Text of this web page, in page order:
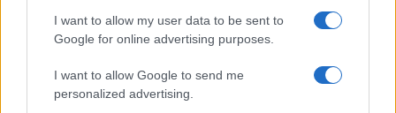
I want to allow my user data to be sent to
Google for online advertising purposes.
I want to allow Google to send me
personalized advertising.
Novembre)
diffusion TV France Fidjiaura lieu sur TF1 . Ce match
Autumn Nations Series verra s'affronterFrance
, et aura lieu Samedi 15 Novembre 2025 à 21h00.
Pour vous procurer des
places France Fidji